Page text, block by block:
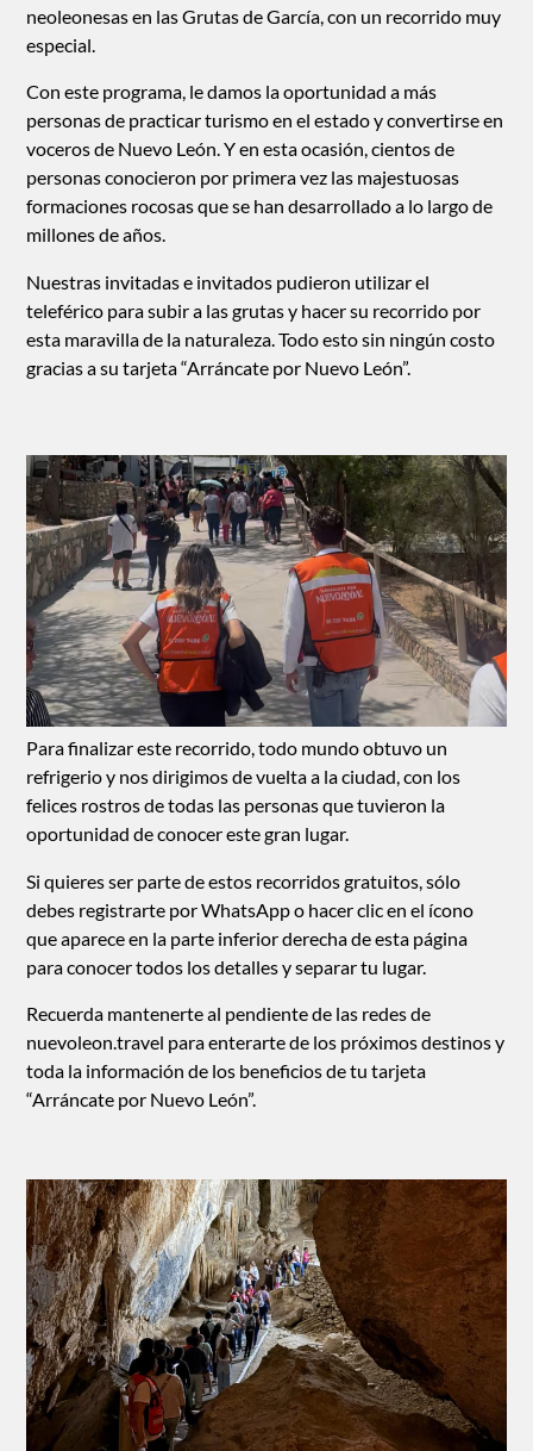
neoleonesas en las Grutas de García, con un recorrido muy
especial.
Con este programa, le damos la oportunidad a más
personas de practicar turismo en el estado y convertirse en
voceros de Nuevo León. Y en esta ocasión, cientos de
personas conocieron por primera vez las majestuosas
formaciones rocosas que se han desarrollado a lo largo de
millones de años.
Nuestras invitadas e invitados pudieron utilizar el
teleférico para subir a las grutas y hacer su recorrido por
esta maravilla de la naturaleza. Todo esto sin ningún costo
gracias a su tarjeta “Arráncate por Nuevo León”.
Para finalizar este recorrido, todo mundo obtuvo un
refrigerio y nos dirigimos de vuelta a la ciudad, con los
felices rostros de todas las personas que tuvieron la
oportunidad de conocer este gran lugar.
Si quieres ser parte de estos recorridos gratuitos, sólo
debes registrarte porWhatsAppo hacer clic en el ícono
que aparece en la parte inferior derecha de esta página
para conocer todos los detalles y separar tu lugar.
Recuerda mantenerte al pendiente de las redes de
nuevoleon.travel para enterarte de los próximos destinos y
toda la información de los beneficios de tu tarjeta
“Arráncate por Nuevo León”.